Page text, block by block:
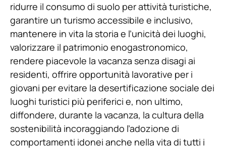
ridurre il consumo di suolo per attività turistiche,
garantire un turismo accessibile e inclusivo,
mantenere in vita la storia e l’unicità dei luoghi,
valorizzare il patrimonio enogastronomico,
rendere piacevole la vacanza senza disagi ai
residenti, offrire opportunità lavorative per i
giovani per evitare la desertificazione sociale dei
luoghi turistici più periferici e, non ultimo,
diffondere, durante la vacanza, la cultura della
sostenibilità incoraggiando l’adozione di
comportamenti idonei anche nella vita di tutti i